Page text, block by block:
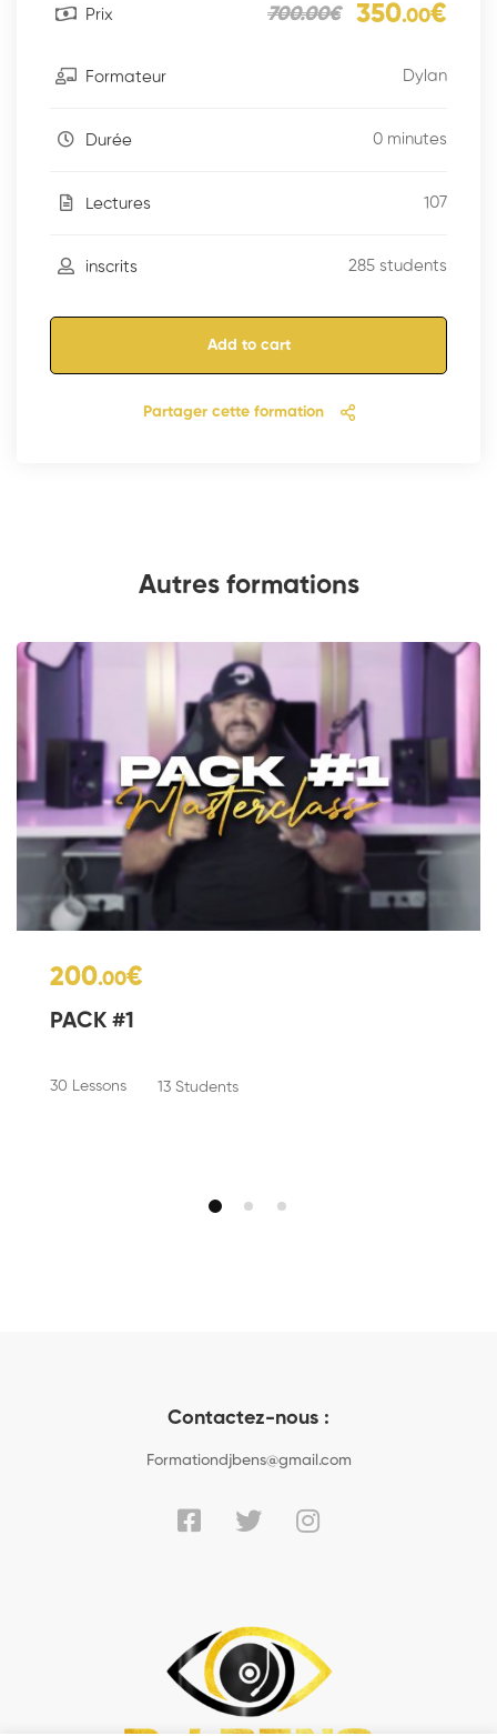
Prix 700.00€ 350.00€
Formateur Dylan
Durée 0 minutes
Lectures 107
inscrits 285 students
Add to cart
Partager cette formation
Autres formations
200.00€
PACK #1
30 Lessons 13 Students
Contactez-nous :
Formationdjbens@gmail.com